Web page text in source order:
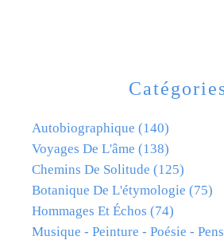
Autobiographique (140)
Voyages De L'âme (138)
Chemins De Solitude (125)
Botanique De L'étymologie (75)
Hommages Et Échos (74)
Musique - Peinture - Poésie -